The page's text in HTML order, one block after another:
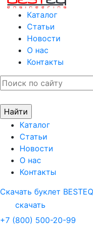
Каталог
Статьи
Новости
О нас
Контакты
Каталог
Статьи
Новости
О нас
Контакты
Скачать буклет BESTEQ
скачать
+7 (800) 500-20-99